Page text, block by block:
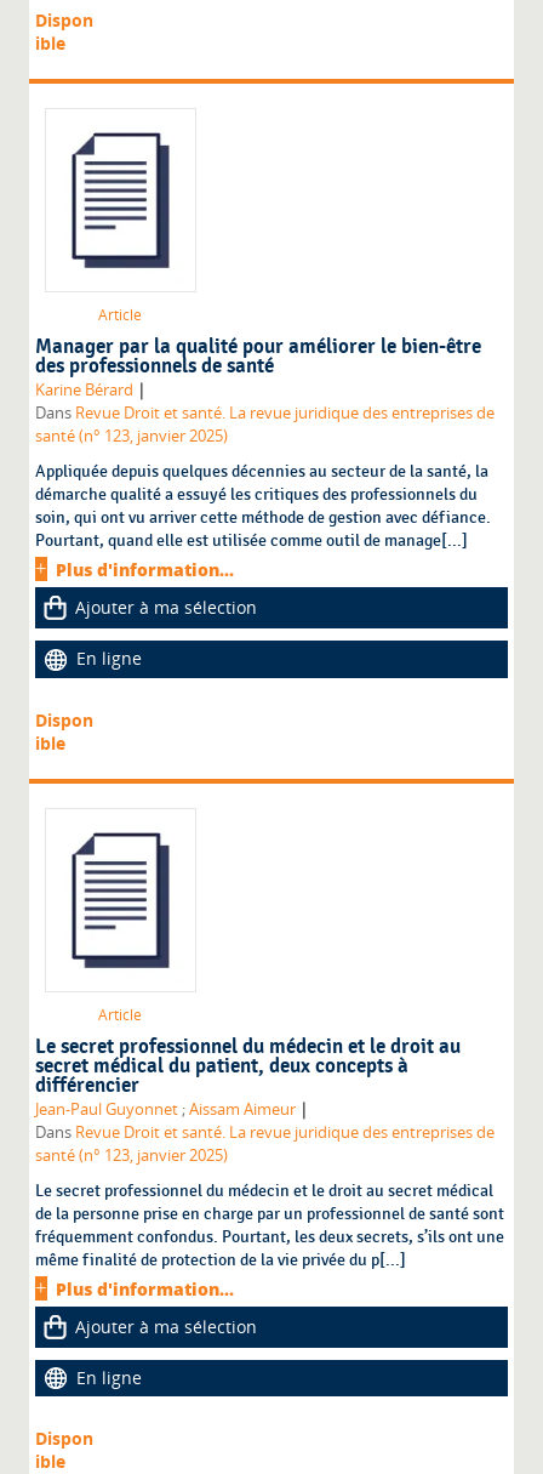
Dispon
ible
Article
Manager par la qualité pour améliorer le bien-être
des professionnels de santé
Karine Bérard |
Dans Revue Droit et santé. La revue juridique des entreprises de
santé (n° 123, janvier 2025)
Appliquée depuis quelques décennies au secteur de la santé, la
démarche qualité a essuyé les critiques des professionnels du
soin, qui ont vu arriver cette méthode de gestion avec défiance.
Pourtant, quand elle est utilisée comme outil de manage[...]
Plus d'information...
Ajouter à ma sélection
En ligne
Dispon
ible
Article
Le secret professionnel du médecin et le droit au
secret médical du patient, deux concepts à
différencier
Jean-Paul Guyonnet ;Aissam Aimeur |
Dans Revue Droit et santé. La revue juridique des entreprises de
santé (n° 123, janvier 2025)
Le secret professionnel du médecin et le droit au secret médical
de la personne prise en charge par un professionnel de santé sont
fréquemment confondus. Pourtant, les deux secrets, s’ils ont une
même finalité de protection de la vie privée du p[...]
Plus d'information...
Ajouter à ma sélection
En ligne
Dispon
ible